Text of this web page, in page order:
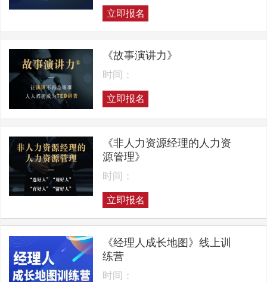
立即报名
《故事演讲力》
时间：
立即报名
《非人力资源经理的人力资
源管理》
时间：
立即报名
《经理人成长地图》线上训
练营
时间：